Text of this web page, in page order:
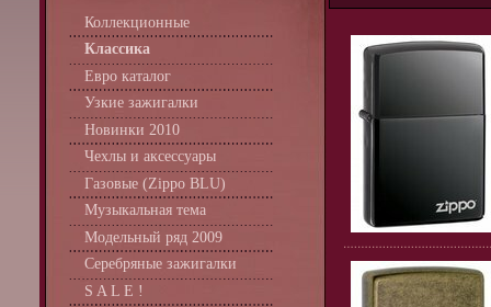
Коллекционные
Классика
Евро каталог
Узкие зажигалки
Новинки 2010
Чехлы и аксессуары
Газовые (Zippo BLU)
Музыкальная тема
Модельный ряд 2009
Серебряные зажигалки
S A L E !